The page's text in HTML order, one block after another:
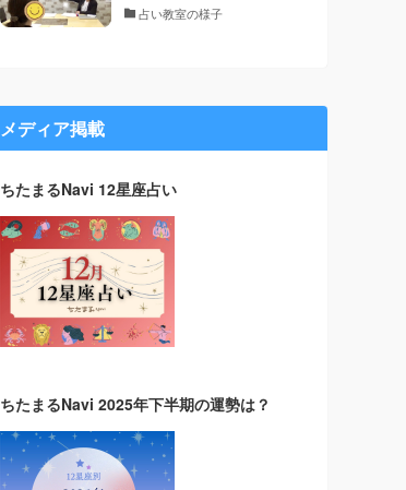
占い教室の様子
メディア掲載
ちたまるNavi 12星座占い
ちたまるNavi 2025年下半期の運勢は？